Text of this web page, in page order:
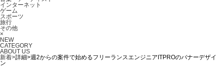
インターネット
ゲーム
スポーツ
旅行
その他
×
NEW
CATEGORY
ABOUT US
新着>詳細>週2からの案件で始めるフリーランスエンジニアITPROのバナーデザイ
ン